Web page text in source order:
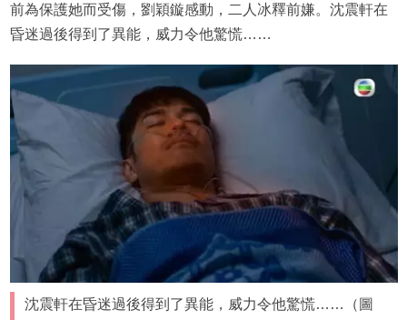
前為保護她而受傷，劉穎鏇感動，二人冰釋前嫌。沈震軒在
昏迷過後得到了異能，威力令他驚慌……
沈震軒在昏迷過後得到了異能，威力令他驚慌……（圖